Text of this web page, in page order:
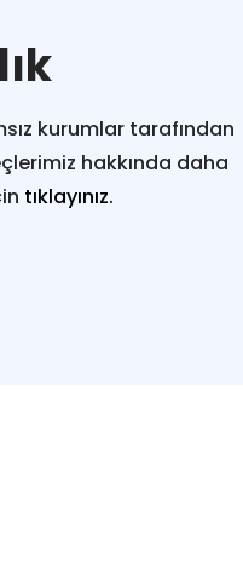
kurumlar tarafından
hakkında daha
tıklayınız.